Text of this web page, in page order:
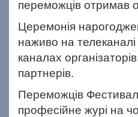
переможців отримав
Церемонія
наживо на
каналах
партнерів.
Переможців
професійне журі на